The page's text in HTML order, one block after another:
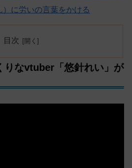
に労いの言葉をかける
目次
りなvtuber「悠針れい」が